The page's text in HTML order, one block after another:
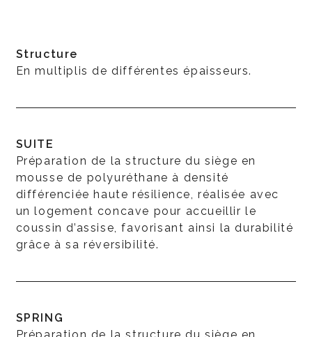
Structure
En multiplis de différentes épaisseurs.
SUITE
Préparation de la structure du siège en
mousse de polyuréthane à densité
différenciée haute résilience, réalisée avec
un logement concave pour accueillir le
coussin d’assise, favorisant ainsi la durabilité
grâce à sa réversibilité.
SPRING
Préparation de la structure du siège en